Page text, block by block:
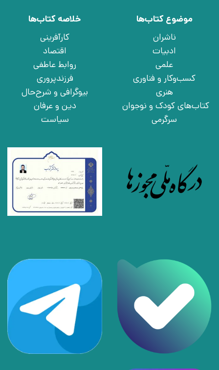
موضوع کتاب‌ها
ناشران
ادبیات
علمی
کسب‌وکار و فناوری
هنری
کتاب‌های کودک و نوجوان
سرگرمی
خلاصه کتاب‌ها
کارآفرینی
اقتصاد
روابط عاطفی
فرزندپروری
بیوگرافی و شرح‌حال
دین و عرفان
سیاست